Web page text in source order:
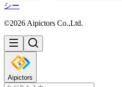
シー
©2026 Aipictors Co.,Ltd.
Aipictors